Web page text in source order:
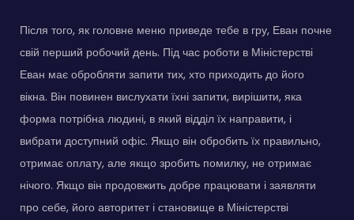
Після того, як головне меню приведе тебе в гру, Еван почне
свій перший робочий день. Під час роботи в Міністерстві
Еван має обробляти запити тих, хто приходить до його
вікна. Він повинен вислухати їхні запити, вирішити, яка
форма потрібна людині, в який відділ їх направити, і
вибрати доступний офіс. Якщо він обробить їх правильно,
отримає оплату, але якщо зробить помилку, не отримає
нічого. Якщо він продовжить добре працювати і заявляти
про себе, його авторитет і становище в Міністерстві